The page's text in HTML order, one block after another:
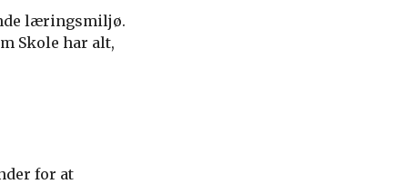
læringsmiljø.
Skole har alt,
for at